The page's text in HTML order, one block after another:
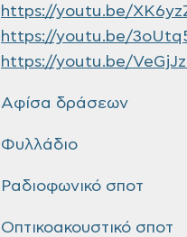
https://youtu.be/
https://youtu.be/
https://youtu.be/
Αφίσα δράσεων
Φυλλάδιο
Ραδιοφωνικό σποτ
Οπτικοακουστικό σποτ